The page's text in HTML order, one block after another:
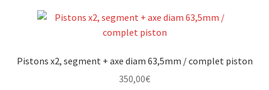
Pistons x2, segment + axe diam 63,5mm / complet piston
350,00€